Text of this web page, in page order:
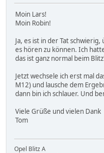
Moin Lars!
Moin Robin!
Ja, es ist in der Tat
es hören zu können. Ich
das ist ganz normal beim
Jetzt wechsele ich erst mal
M12) und lausche dem
dann bin ich schlauer. Und
Viele Grüße und vielen Dank
Tom
Opel Blitz A